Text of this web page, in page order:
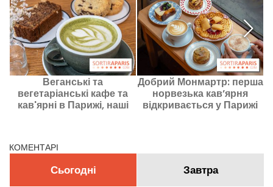
Веганські та
вегетаріанські кафе та
кав'ярні в Парижі, наші
Добрий Монмартр: перша
норвезька кав’ярня
відкривається у Парижі
КОМЕНТАРІ
Сьогодні Завтра